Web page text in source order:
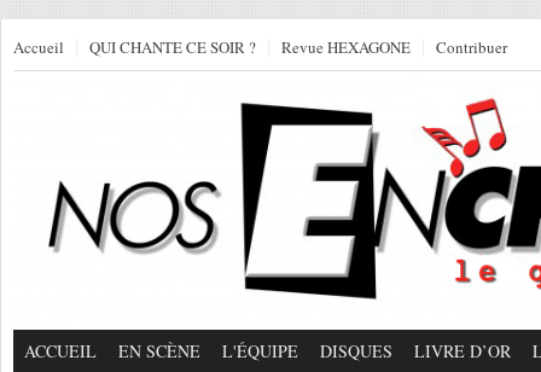
Accueil QUI CHANTE CE SOIR ? Revue HEXAGONE Contribuer
ACCUEIL EN SCÈNE L'ÉQUIPE DISQUES LIVRE D’OR